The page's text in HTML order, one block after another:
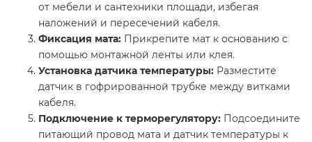
от мебели и сантехники площади, избегая
наложений и пересечений кабеля.​
Фиксация мата: Прикрепите мат к основанию с
помощью монтажной ленты или клея.​
Установка датчика температуры: Разместите
датчик в гофрированной трубке между витками
кабеля.​
Подключение к терморегулятору: Подсоедините
питающий провод мата и датчик температуры к